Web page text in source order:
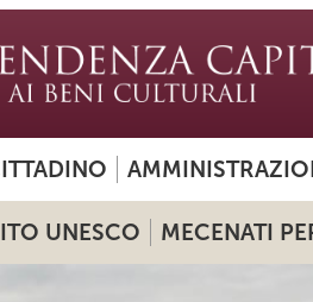
UNESCO MECENATI